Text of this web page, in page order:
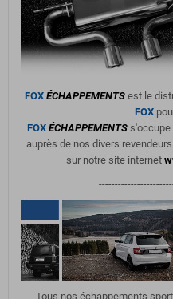
FOX ÉCHAPPEMENTSest le
FOX
FOX ÉCHAPPEMENTSs'occupe
auprès de nos divers
sur notre site internet
Tous nos échappements